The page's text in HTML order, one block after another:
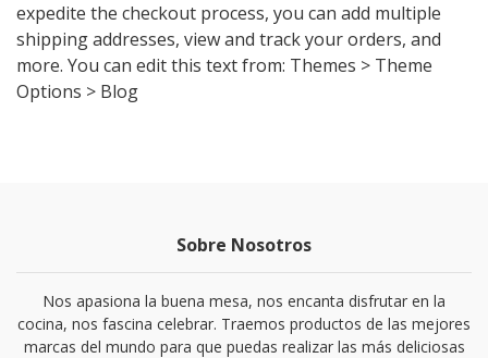
expedite the checkout process, you can add multiple
shipping addresses, view and track your orders, and
more. You can edit this text from: Themes > Theme
Options > Blog
Sobre Nosotros
Nos apasiona la buena mesa, nos encanta disfrutar en la
cocina, nos fascina celebrar. Traemos productos de las mejores
marcas del mundo para que puedas realizar las más deliciosas